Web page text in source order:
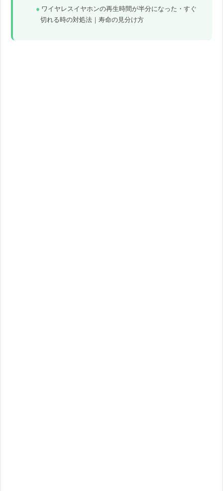
ワイヤレスイヤホンの再生時間が半分になった・すぐ
切れる時の対処法｜寿命の見分け方